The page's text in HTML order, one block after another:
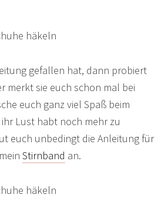
gefallen hat, dann probiert
merkt sie euch schon mal bei
euch ganz viel Spaß beim
Lust habt noch mehr zu
euch unbedingt die Anleitung für
Stirnband an.